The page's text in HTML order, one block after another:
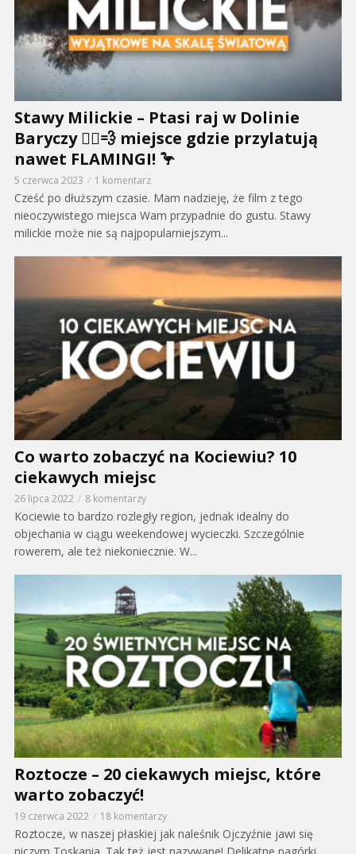
Stawy Milickie – Ptasi raj w Dolinie
Baryczy 🚴‍♂️💨 miejsce gdzie przylatują
nawet FLAMINGI! 🦩
5 czerwca 2023 1 komentarz
Cześć po dłuższym czasie. Mam nadzieję, że film z tego
nieoczywistego miejsca Wam przypadnie do gustu. Stawy
milickie może nie są najpopularniejszym...
Co warto zobaczyć na Kociewiu? 10
ciekawych miejsc
26 lipca 2022 8 komentarzy
Kociewie to bardzo rozległy region, jednak idealny do
objechania w ciągu weekendowej wycieczki. Szczególnie
rowerem, ale też niekoniecznie. W...
Roztocze – 20 ciekawych miejsc, które
warto zobaczyć!
19 czerwca 2022 18 komentarzy
Roztocze, w naszej płaskiej jak naleśnik Ojczyźnie jawi się